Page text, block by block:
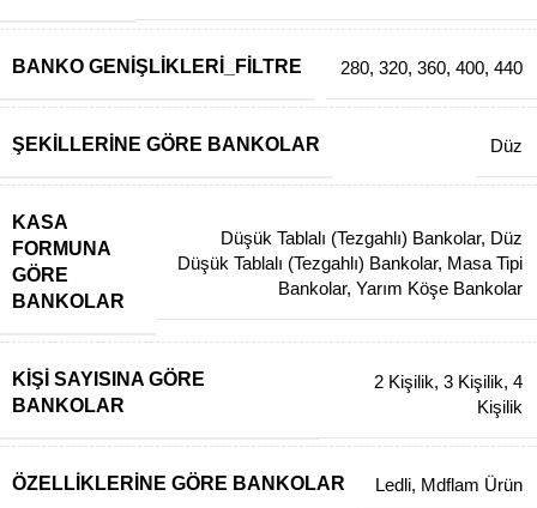
BANKO GENIŞLIKLERI_FILTRE 280, 320, 360, 400, 440
ŞEKILLERINE GÖRE BANKOLAR Düz
KASA
FORMUNA
GÖRE
BANKOLAR
Düşük Tablalı (Tezgahlı) Bankolar, Düz
Düşük Tablalı (Tezgahlı) Bankolar, Masa Tipi
Bankolar, Yarım Köşe Bankolar
KIŞI SAYISINA GÖRE
BANKOLAR
2 Kişilik, 3 Kişilik, 4
Kişilik
ÖZELLIKLERINE GÖRE BANKOLAR Ledli, Mdflam Ürün